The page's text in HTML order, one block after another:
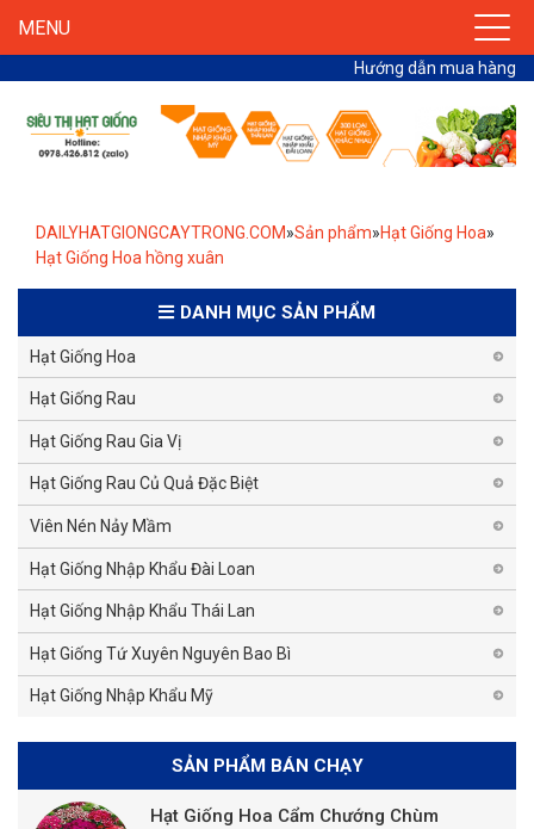
MENU
Hướng dẫn mua hàng
DAILYHATGIONGCAYTRONG.COM»Sản phẩm»Hạt Giống Hoa»
Hạt Giống Hoa hồng xuân
DANH MỤC SẢN PHẨM
Hạt Giống Hoa
Hạt Giống Rau
Hạt Giống Rau Gia Vị
Hạt Giống Rau Củ Quả Đặc Biệt
Viên Nén Nảy Mầm
Hạt Giống Nhập Khẩu Đài Loan
Hạt Giống Nhập Khẩu Thái Lan
Hạt Giống Tứ Xuyên Nguyên Bao Bì
Hạt Giống Nhập Khẩu Mỹ
SẢN PHẨM BÁN CHẠY
Hạt Giống Hoa Cẩm Chướng Chùm